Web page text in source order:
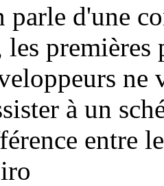
parle d'une
premières
ne
à un
entre